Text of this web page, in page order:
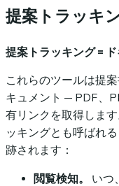
提案トラッキ
提案トラッキング =
これらのツールは提
キュメント — PDF、
有リンクを取得しま
ッキングとも呼ばれ
跡されます：
閲覧検知。
いつ